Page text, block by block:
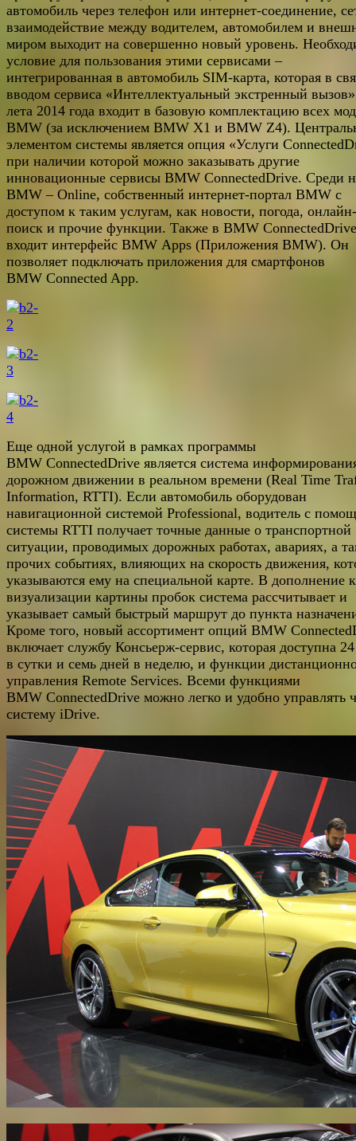
автомобиль через телефон или интернет-соединение,
взаимодействие между водителем, автомобилем и
миром выходит на совершенно новый уровень.
условие для пользования этими сервисами –
интегрированная в автомобиль SIM-карта, которая в
вводом сервиса «Интеллектуальный экстренный
лета 2014 года входит в базовую комплектацию всех
BMW (за исключением BMW X1 и BMW Z4).
элементом системы является опция «Услуги
при наличии которой можно заказывать другие
инновационные сервисы BMW ConnectedDrive. Среди
BMW – Online, собственный интернет-портал BMW с
доступом к таким услугам, как новости, погода, онлайн-
поиск и прочие функции. Также в BMW ConnectedDrive
входит интерфейс BMW Apps (Приложения BMW). Он
позволяет подключать приложения для смартфонов
BMW Connected App.
Еще одной услугой в рамках программы
BMW ConnectedDrive является система
дорожном движении в реальном времени (Real Time
Information, RTTI). Если автомобиль оборудован
навигационной системой Professional, водитель с
системы RTTI получает точные данные о транспортной
ситуации, проводимых дорожных работах, авариях, а
прочих событиях, влияющих на скорость движения,
указываются ему на специальной карте. В дополнение к
визуализации картины пробок система рассчитывает и
указывает самый быстрый маршрут до пункта
Кроме того, новый ассортимент опций BMW
включает службу Консьерж-сервис, которая доступна 24
в сутки и семь дней в неделю, и функции
управления Remote Services. Всеми функциями
BMW ConnectedDrive можно легко и удобно управлять
систему iDrive.